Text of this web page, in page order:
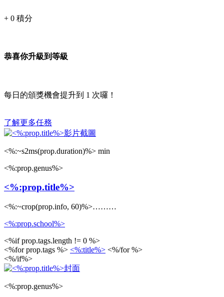
+ 0 積分
恭喜你升級到等級
每日的頒獎機會提升到 1 次囉！
了解更多任務
<%:~s2ms(prop.duration)%> min
<%:prop.genus%>
<%:prop.title%>
<%:~crop(prop.info, 60)%>………
<%:prop.school%>
<%if prop.tags.length != 0 %>
<%for prop.tags %> <%:title%> <%/for %>
<%/if%>
<%:prop.genus%>